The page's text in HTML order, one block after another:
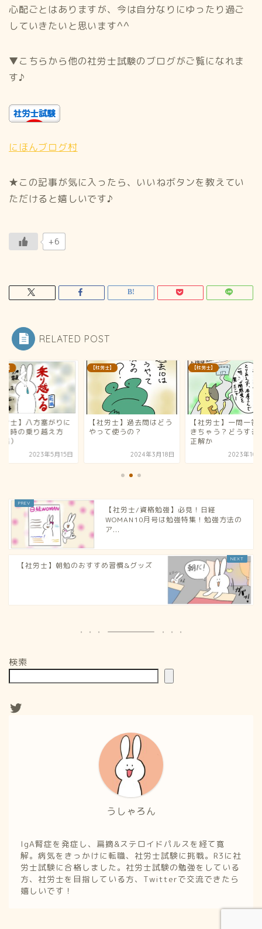
心配ごとはありますが、今は自分なりにゆったり過ご
していきたいと思います^^
▼こちらから他の社労士試験のブログがご覧になれま
す♪
にほんブログ村
★この記事が気に入ったら、いいねボタンを教えてい
ただけると嬉しいです♪
+6
RELATED POST
士】
労士】八方塞がりに
た時の乗り越え方
）
2023年5月15日
【社労士】
【社労士】過去問はどう
やって使うの？
2024年3月18日
【社労士】
【社労士】一問一答
きちゃう？どうする
正解か
2023年10
【社労士/資格勉強】必見！日経
WOMAN10月号は勉強特集！勉強方法の
ア...
【社労士】朝勉のおすすめ習慣&グッズ
検索
うしゃろん
IgA腎症を発症し、扁摘&ステロイドパルスを経て寛
解。病気をきっかけに転職、社労士試験に挑戦。R3に社
労士試験に合格しました。社労士試験の勉強をしている
方、社労士を目指している方、Twitterで交流できたら
嬉しいです！